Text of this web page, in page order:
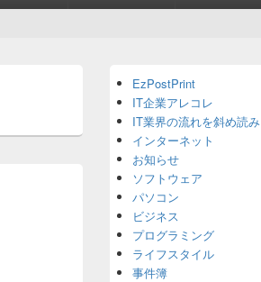
Sidebar
Widget
Area
EzPostPrint
IT企業アレコレ
IT業界の流れを斜め読み
インターネット
お知らせ
ソフトウェア
パソコン
ビジネス
プログラミング
ライフスタイル
事件簿